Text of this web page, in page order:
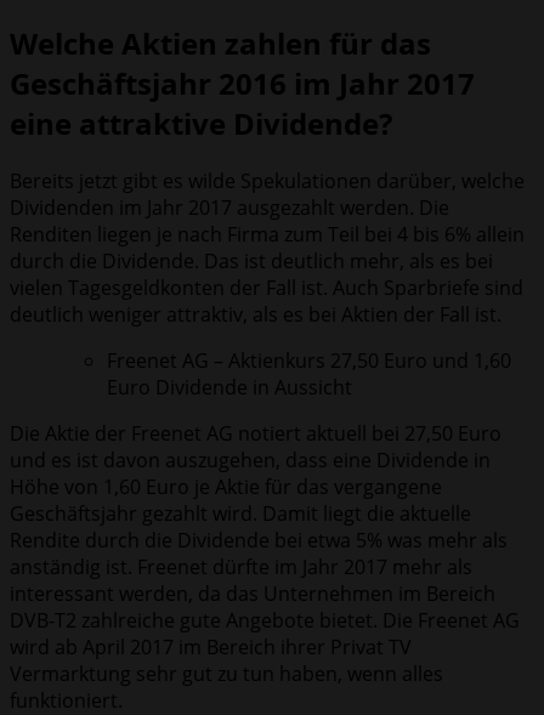
Welche Aktien zahlen für das
Geschäftsjahr 2016 im Jahr 2017
eine attraktive Dividende?
Bereits jetzt gibt es wilde Spekulationen darüber, welche
Dividenden im Jahr 2017 ausgezahlt werden. Die
Renditen liegen je nach Firma zum Teil bei 4 bis 6% allein
durch die Dividende. Das ist deutlich mehr, als es bei
vielen Tagesgeldkonten der Fall ist. Auch Sparbriefe sind
deutlich weniger attraktiv, als es bei Aktien der Fall ist.
Freenet AG – Aktienkurs 27,50 Euro und 1,60
Euro Dividende in Aussicht
Die Aktie der Freenet AG notiert aktuell bei 27,50 Euro
und es ist davon auszugehen, dass eine Dividende in
Höhe von 1,60 Euro je Aktie für das vergangene
Geschäftsjahr gezahlt wird. Damit liegt die aktuelle
Rendite durch die Dividende bei etwa 5% was mehr als
anständig ist. Freenet dürfte im Jahr 2017 mehr als
interessant werden, da das Unternehmen im Bereich
DVB-T2 zahlreiche gute Angebote bietet. Die Freenet AG
wird ab April 2017 im Bereich ihrer Privat TV
Vermarktung sehr gut zu tun haben, wenn alles
funktioniert.